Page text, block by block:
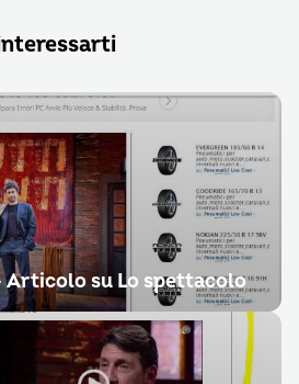
Articolo su Lo spettacolo